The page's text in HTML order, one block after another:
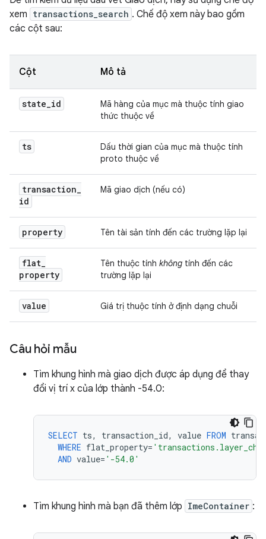
xem transactions_search . Chế độ xem này bao gồm
các cột sau:
Cột Mô tả
state_id
Mã hàng của mục mà thuộc tính giao
thức thuộc về
ts
Dấu thời gian của mục mà thuộc tính
proto thuộc về
transaction_
id
Mã giao dịch (nếu có)
property Tên tài sản tính đến các trường lặp lại
flat_
property
Tên thuộc tính không tính đến các
trường lặp lại
value Giá trị thuộc tính ở định dạng chuỗi
Câu hỏi mẫu
Tìm khung hình mà giao dịch được áp dụng để thay
đổi vị trí x của lớp thành -54.0:
SELECT ts, transaction_id, value FROM
WHERE flat_property=
AND value= '-54.0'
Tìm khung hình mà bạn đã thêm lớp ImeContainer :